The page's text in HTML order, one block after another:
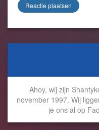
Ahoy, wij zijn
november 1997. Wij
je ons al op